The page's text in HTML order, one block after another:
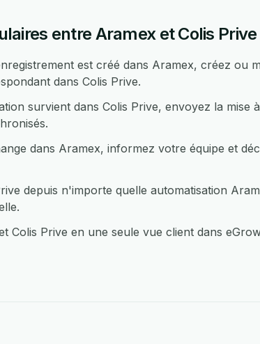
entre Aramex et Colis Prive
est créé dans Aramex, créez ou
dans Colis Prive.
survient dans Colis Prive, envoyez la mise
dans Aramex, informez votre équipe et
depuis n'importe quelle automatisation
Colis Prive en une seule vue client dans